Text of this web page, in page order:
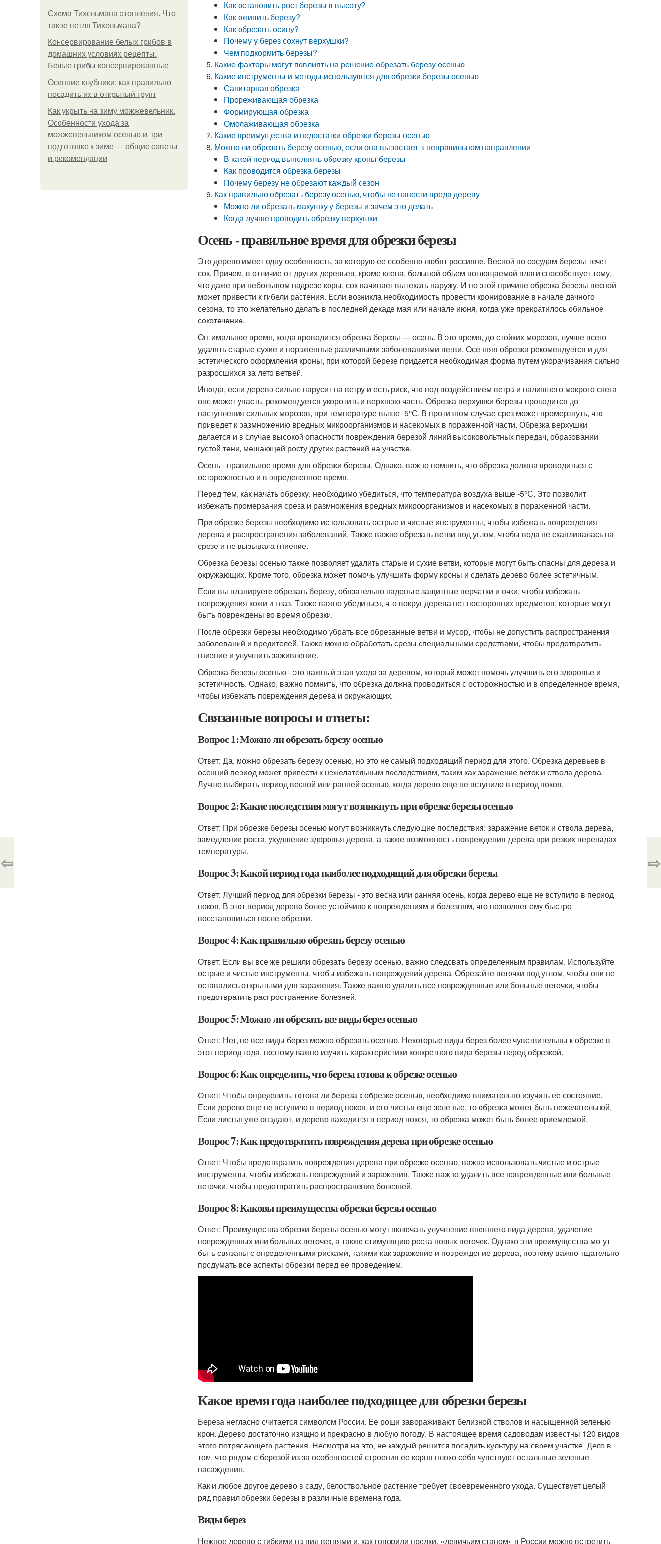
Схема Тихельмана отопления. Что
такое петля Тихельмана?
Консервирование белых грибов в
домашних условиях рецепты.
Белые грибы консервированные
Осенние клубники: как правильно
посадить их в открытый грунт
Как укрыть на зиму можжевельник.
Особенности ухода за
можжевельником осенью и при
подготовке к зиме — общие советы
и рекомендации
Как остановить рост березы в высоту?
Как оживить березу?
Как обрезать осину?
Почему у берез сохнут верхушки?
Чем подкормить березы?
Какие факторы могут повлиять на решение обрезать березу осенью
Какие инструменты и методы используются для обрезки березы осенью
Санитарная обрезка
Прореживающая обрезка
Формирующая обрезка
Омолаживающая обрезка
Какие преимущества и недостатки обрезки березы осенью
Можно ли обрезать березу осенью, если она вырастает в неправильном направлении
В какой период выполнять обрезку кроны березы
Как проводится обрезка березы
Почему березу не обрезают каждый сезон
Как правильно обрезать березу осенью, чтобы не нанести вреда дереву
Можно ли обрезать макушку у березы и зачем это делать
Когда лучше проводить обрезку верхушки
Осень - правильное время для обрезки березы
Это дерево имеет одну особенность, за которую ее особенно любят россияне. Весной по сосудам березы течет
сок. Причем, в отличие от других деревьев, кроме клена, большой объем поглощаемой влаги способствует тому,
что даже при небольшом надрезе коры, сок начинает вытекать наружу. И по этой причине обрезка березы весной
может привести к гибели растения. Если возникла необходимость провести кронирование в начале дачного
сезона, то это желательно делать в последней декаде мая или начале июня, когда уже прекратилось обильное
сокотечение.
Оптимальное время, когда проводится обрезка березы — осень. В это время, до стойких морозов, лучше всего
удалять старые сухие и пораженные различными заболеваниями ветви. Осенняя обрезка рекомендуется и для
эстетического оформления кроны, при которой березе придается необходимая форма путем укорачивания сильно
разросшихся за лето ветвей.
Иногда, если дерево сильно парусит на ветру и есть риск, что под воздействием ветра и налипшего мокрого снега
оно может упасть, рекомендуется укоротить и верхнюю часть. Обрезка верхушки березы проводится до
наступления сильных морозов, при температуре выше -5°С. В противном случае срез может промерзнуть, что
приведет к размножению вредных микроорганизмов и насекомых в пораженной части. Обрезка верхушки
делается и в случае высокой опасности повреждения березой линий высоковольтных передач, образовании
густой тени, мешающей росту других растений на участке.
Осень - правильное время для обрезки березы. Однако, важно помнить, что обрезка должна проводиться с
осторожностью и в определенное время.
Перед тем, как начать обрезку, необходимо убедиться, что температура воздуха выше -5°С. Это позволит
избежать промерзания среза и размножения вредных микроорганизмов и насекомых в пораженной части.
При обрезке березы необходимо использовать острые и чистые инструменты, чтобы избежать повреждения
дерева и распространения заболеваний. Также важно обрезать ветви под углом, чтобы вода не скапливалась на
срезе и не вызывала гниение.
Обрезка березы осенью также позволяет удалить старые и сухие ветви, которые могут быть опасны для дерева и
окружающих. Кроме того, обрезка может помочь улучшить форму кроны и сделать дерево более эстетичным.
Если вы планируете обрезать березу, обязательно наденьте защитные перчатки и очки, чтобы избежать
повреждения кожи и глаз. Также важно убедиться, что вокруг дерева нет посторонних предметов, которые могут
быть повреждены во время обрезки.
После обрезки березы необходимо убрать все обрезанные ветви и мусор, чтобы не допустить распространения
заболеваний и вредителей. Также можно обработать срезы специальными средствами, чтобы предотвратить
гниение и улучшить заживление.
Обрезка березы осенью - это важный этап ухода за деревом, который может помочь улучшить его здоровье и
эстетичность. Однако, важно помнить, что обрезка должна проводиться с осторожностью и в определенное время,
чтобы избежать повреждения дерева и окружающих.
Связанные вопросы и ответы:
Вопрос 1: Можно ли обрезать березу осенью
Ответ: Да, можно обрезать березу осенью, но это не самый подходящий период для этого. Обрезка деревьев в
осенний период может привести к нежелательным последствиям, таким как заражение веток и ствола дерева.
Лучше выбирать период весной или ранней осенью, когда дерево еще не вступило в период покоя.
Вопрос 2: Какие последствия могут возникнуть при обрезке березы осенью
Ответ: При обрезке березы осенью могут возникнуть следующие последствия: заражение веток и ствола дерева,
замедление роста, ухудшение здоровья дерева, а также возможность повреждения дерева при резких перепадах
температуры.
Вопрос 3: Какой период года наиболее подходящий для обрезки березы
Ответ: Лучший период для обрезки березы - это весна или ранняя осень, когда дерево еще не вступило в период
покоя. В этот период дерево более устойчиво к повреждениям и болезням, что позволяет ему быстро
восстановиться после обрезки.
Вопрос 4: Как правильно обрезать березу осенью
Ответ: Если вы все же решили обрезать березу осенью, важно следовать определенным правилам. Используйте
острые и чистые инструменты, чтобы избежать повреждений дерева. Обрезайте веточки под углом, чтобы они не
оставались открытыми для заражения. Также важно удалить все поврежденные или больные веточки, чтобы
предотвратить распространение болезней.
Вопрос 5: Можно ли обрезать все виды берез осенью
Ответ: Нет, не все виды берез можно обрезать осенью. Некоторые виды берез более чувствительны к обрезке в
этот период года, поэтому важно изучить характеристики конкретного вида березы перед обрезкой.
Вопрос 6: Как определить, что береза готова к обрезке осенью
Ответ: Чтобы определить, готова ли береза к обрезке осенью, необходимо внимательно изучить ее состояние.
Если дерево еще не вступило в период покоя, и его листья еще зеленые, то обрезка может быть нежелательной.
Если листья уже опадают, и дерево находится в период покоя, то обрезка может быть более приемлемой.
Вопрос 7: Как предотвратить повреждения дерева при обрезке осенью
Ответ: Чтобы предотвратить повреждения дерева при обрезке осенью, важно использовать чистые и острые
инструменты, чтобы избежать повреждений и заражения. Также важно удалить все поврежденные или больные
веточки, чтобы предотвратить распространение болезней.
Вопрос 8: Каковы преимущества обрезки березы осенью
Ответ: Преимущества обрезки березы осенью могут включать улучшение внешнего вида дерева, удаление
поврежденных или больных веточек, а также стимуляцию роста новых веточек. Однако эти преимущества могут
быть связаны с определенными рисками, такими как заражение и повреждение дерева, поэтому важно тщательно
продумать все аспекты обрезки перед ее проведением.
Какое время года наиболее подходящее для обрезки березы
Береза негласно считается символом России. Ее рощи завораживают белизной стволов и насыщенной зеленью
крон. Дерево достаточно изящно и прекрасно в любую погоду. В настоящее время садоводам известны 120 видов
этого потрясающего растения. Несмотря на это, не каждый решится посадить культуру на своем участке. Дело в
том, что рядом с березой из-за особенностей строения ее корня плохо себя чувствуют остальные зеленые
насаждения.
Как и любое другое дерево в саду, белоствольное растение требует своевременного ухода. Существует целый
ряд правил обрезки березы в различные времена года.
Виды берез
Нежное дерево с гибкими на вид ветвями и, как говорили предки, «девичьим станом» в России можно встретить
⇦ ⇨